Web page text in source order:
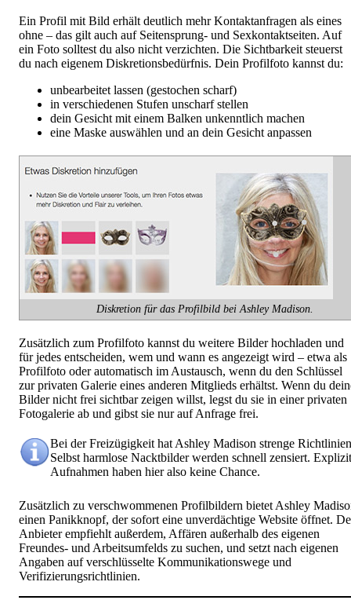
Ein Profil mit Bild erhält deutlich mehr Kontaktanfragen als eines
ohne – das gilt auch auf Seitensprung- und Sexkontaktseiten. Auf
ein Foto solltest du also nicht verzichten. Die Sichtbarkeit steuerst
du nach eigenem Diskretionsbedürfnis. Dein Profilfoto kannst du:
unbearbeitet lassen (gestochen scharf)
in verschiedenen Stufen unscharf stellen
dein Gesicht mit einem Balken unkenntlich machen
eine Maske auswählen und an dein Gesicht anpassen
Diskretion für das Profilbild bei Ashley Madison.
Zusätzlich zum Profilfoto kannst du weitere Bilder hochladen und
für jedes entscheiden, wem und wann es angezeigt wird – etwa als
Profilfoto oder automatisch im Austausch, wenn du den Schlüssel
zur privaten Galerie eines anderen Mitglieds erhältst. Wenn du
Bilder nicht frei sichtbar zeigen willst, legst du sie in einer privaten
Fotogalerie ab und gibst sie nur auf Anfrage frei.
Bei der Freizügigkeit hat Ashley Madison strenge
Selbst harmlose Nacktbilder werden schnell zensiert.
Aufnahmen haben hier also keine Chance.
Zusätzlich zu verschwommenen Profilbildern bietet Ashley
einen Panikknopf, der sofort eine unverdächtige Website öffnet.
Anbieter empfiehlt außerdem, Affären außerhalb des eigenen
Freundes- und Arbeitsumfelds zu suchen, und setzt nach eigenen
Angaben auf verschlüsselte Kommunikationswege und
Verifizierungsrichtlinien.